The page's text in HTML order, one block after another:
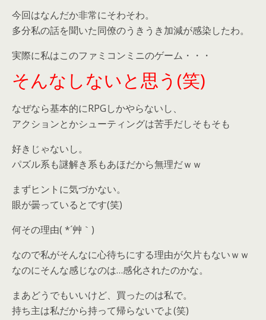
今回はなんだか非常にそわそわ。
多分私の話を聞いた同僚のうきうき加減が感染したわ。
実際に私はこのファミコンミニのゲーム・・・
そんなしないと思う(笑)
なぜなら基本的にRPGしかやらないし、
アクションとかシューティングは苦手だしそもそも
好きじゃないし。
パズル系も謎解き系もあほだから無理だｗｗ
まずヒントに気づかない。
眼が曇っているとです(笑)
何その理由( *´艸｀)
なので私がそんなに心待ちにする理由が欠片もないｗｗ
なのにそんな感じなのは…感化されたのかな。
まあどうでもいいけど、買ったのは私で。
持ち主は私だから持って帰らないでよ(笑)